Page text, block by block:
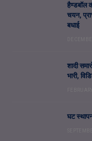
हैण्डबॉल
चयन,
बधाई
शादी
भारी,
घट